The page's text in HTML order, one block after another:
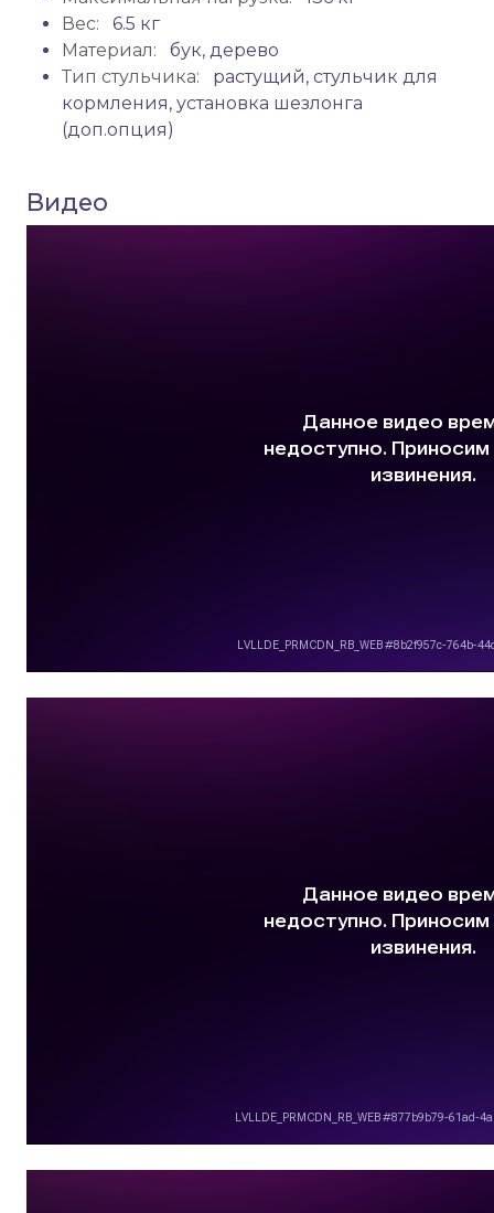
Вес:
6.5 кг
Материал:
бук, дерево
Тип стульчика:
растущий, стульчик для
кормления, установка шезлонга
(доп.опция)
Видео